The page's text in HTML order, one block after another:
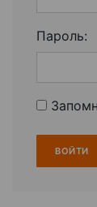
Пароль: